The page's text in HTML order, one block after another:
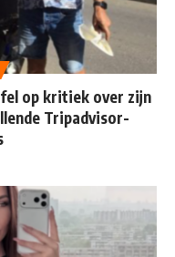
op kritiek over zijn
Tripadvisor-